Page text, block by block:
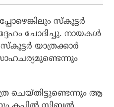
സ്കൂട്ടർ
ചോദിച്ചു. നായകൾ
യാത്രക്കാർ
ചെയ്തിട്ടുണ്ടെന്നും ആ